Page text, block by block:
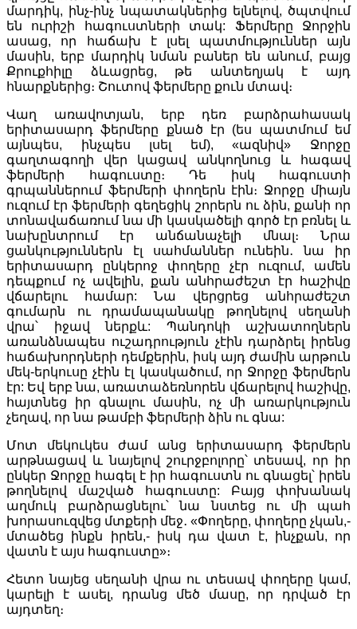
մարդիկ, ինչ-ինչ նպատակներից ելնելով, ծպտվում
են ուրիշի հագուստների տակ: Ֆերմերը Ջորջին
ասաց, որ հաճախ է լսել պատմություններ այն
մասին, երբ մարդիկ նման բաներ են անում, բայց
Քրուքհիլը ձևացրեց, թե անտեղյակ է այդ
հնարքներից։ Շուտով ֆերմերը քուն մտավ։
Վաղ առավոտյան, երբ դեռ բարձրահասակ
երիտասարդ ֆերմերը քնած էր (ես պատմում եմ
այնպես, ինչպես լսել եմ), «ազնիվ» Ջորջը
գաղտագողի վեր կացավ անկողնուց և հագավ
ֆերմերի հագուստը։ Դե իսկ հագուստի
գրպաններում ֆերմերի փողերն էին։ Ջորջը միայն
ուզում էր ֆերմերի գեղեցիկ շորերն ու ձին, քանի որ
տոնավաճառում նա մի կասկածելի գործ էր բռնել և
նախընտրում էր անճանաչելի մնալ։ Նրա
ցանկություններն էլ սահմաններ ունեին․ նա իր
երիտասարդ ընկերոջ փողերը չէր ուզում, ամեն
դեպքում ոչ ավելին, քան անհրաժեշտ էր հաշիվը
վճարելու համար: Նա վերցրեց անհրաժեշտ
գումարն ու դրամապանակը թողնելով սեղանի
վրա՝ իջավ ներքև: Պանդոկի աշխատողներն
առանձնապես ուշադրություն չէին դարձրել իրենց
հաճախորդների դեմքերին, իսկ այդ ժամին արթուն
մեկ-երկուսը չէին էլ կասկածում, որ Ջորջը ֆերմերն
էր: Եվ երբ նա, առատաձեռնորեն վճարելով հաշիվը,
հայտնեց իր գնալու մասին, ոչ մի առարկություն
չեղավ, որ նա թամբի ֆերմերի ձին ու գնա:
Մոտ մեկուկես ժամ անց երիտասարդ ֆերմերն
արթնացավ և նայելով շուրջբոլորը՝ տեսավ, որ իր
ընկեր Ջորջը հագել է իր հագուստն ու գնացել՝ իրեն
թողնելով մաշված հագուստը: Բայց փոխանակ
աղմուկ բարձրացնելու՝ նա նստեց ու մի պահ
խորասուզվեց մտքերի մեջ․ «Փողերը, փողերը չկան,-
մտածեց ինքն իրեն,- իսկ դա վատ է, ինչքան, որ
վատն է այս հագուստը»։
Հետո նայեց սեղանի վրա ու տեսավ փողերը կամ,
կարելի է ասել, դրանց մեծ մասը, որ դրված էր
այդտեղ։